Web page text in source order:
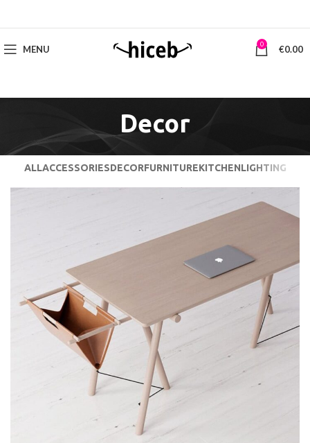
MENU 0 €0.00
Decor
ALLACCESSORIESDECORFURNITUREKITCHENLIGHTING